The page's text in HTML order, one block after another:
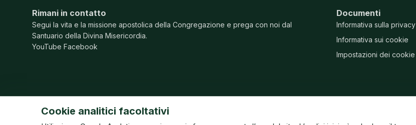
Rimani in contatto
Segui la vita e la missione apostolica della Congregazione e prega con noi dal
Santuario della Divina Misericordia.
YouTube Facebook
Documenti
Informativa sulla privacy
Informativa sui cookie
Impostazioni dei cookie
Cookie analitici facoltativi